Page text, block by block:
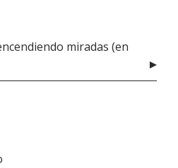
miradas (en